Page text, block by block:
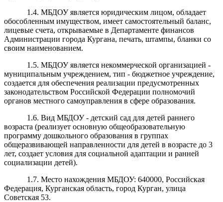
1.4. МБДОУ является юридическим лицом, обладает
обособленным имуществом, имеет самостоятельный баланс,
лицевые счета, открываемые в Департаменте финансов
Администрации города Кургана, печать, штампы, бланки со
своим наименованием.
1.5. МБДОУ является некоммерческой организацией -
муниципальным учреждением, тип - бюджетное учреждение,
создается для обеспечения реализации предусмотренных
законодательством Российской Федерации полномочий
органов местного самоуправления в сфере образования.
1.6. Вид МБДОУ - детский сад для детей раннего
возраста (реализует основную общеобразовательную
программу дошкольного образования в группах
общеразвивающей направленности для детей в возрасте до 3
лет, создает условия для социальной адаптации и ранней
социализации детей).
1.7. Место нахождения МБДОУ:640000, Российская
Федерация, Курганская область, город Курган, улица
Советская 53.